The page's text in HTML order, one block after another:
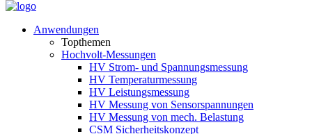
Anwendungen
Topthemen
Hochvolt-Messungen
HV Strom- und Spannungsmessung
HV Temperaturmessung
HV Leistungsmessung
HV Messung von Sensorspannungen
HV Messung von mech. Belastung
CSM Sicherheitskonzept